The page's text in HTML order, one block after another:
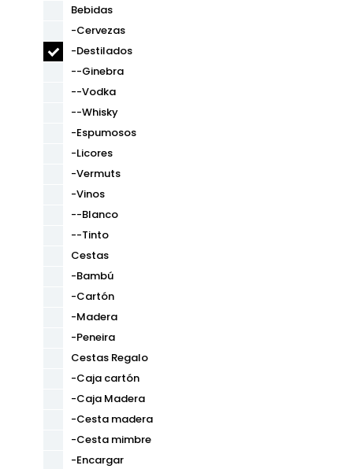
Bebidas
-Cervezas
-Destilados
--Ginebra
--Vodka
--Whisky
-Espumosos
-Licores
-Vermuts
-Vinos
--Blanco
--Tinto
Cestas
-Bambú
-Cartón
-Madera
-Peneira
Cestas Regalo
-Caja cartón
-Caja Madera
-Cesta madera
-Cesta mimbre
-Encargar